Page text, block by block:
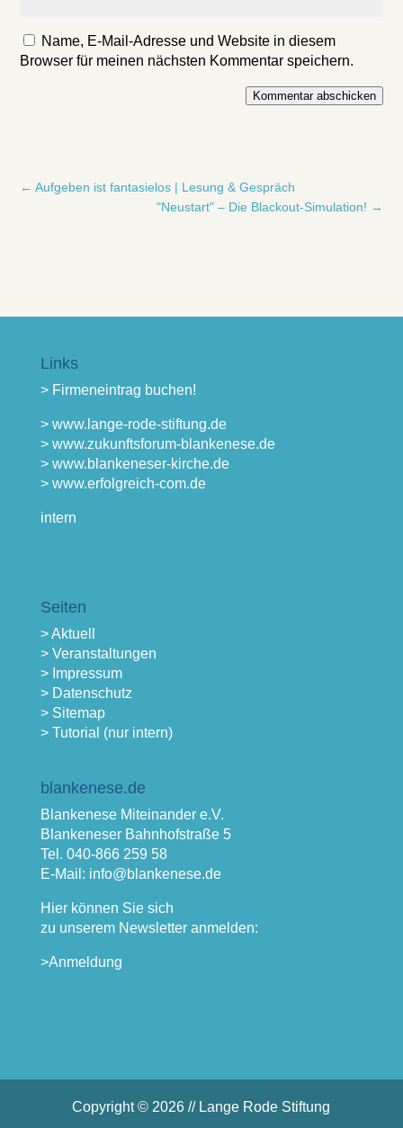
Name, E-Mail-Adresse und Website in diesem
Browser für meinen nächsten Kommentar speichern.
Kommentar abschicken
←Aufgeben ist fantasielos | Lesung & Gespräch
"Neustart" – Die Blackout-Simulation! →
Links
> Firmeneintrag buchen!
> www.lange-rode-stiftung.de
> www.zukunftsforum-blankenese.de
> www.blankeneser-kirche.de
> www.erfolgreich-com.de
intern
Seiten
> Aktuell
> Veranstaltungen
> Impressum
> Datenschutz
> Sitemap
> Tutorial (nur intern)
blankenese.de
Blankenese Miteinander e.V.
Blankeneser Bahnhofstraße 5
Tel. 040-866 259 58
E-Mail: info@blankenese.de
Hier können Sie sich
zu unserem Newsletter anmelden:
>Anmeldung
Copyright © 2026 // Lange Rode Stiftung